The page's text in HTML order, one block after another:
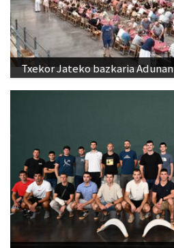
Txekor Jateko bazkaria Adunan